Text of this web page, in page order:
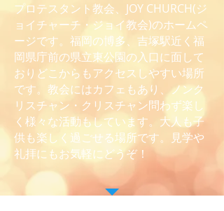
プロテスタント教会、JOY CHURCH(ジ
ョイチャーチ・ジョイ教会)のホームペ
ージです。福岡の博多、吉塚駅近く福
岡県庁前の県立東公園の入口に面して
おりどこからもアクセスしやすい場所
です。教会にはカフェもあり、ノンク
リスチャン・クリスチャン問わず楽し
く様々な活動もしています。大人も子
供も楽しく過ごせる場所です。見学や
礼拝にもお気軽にどうぞ！